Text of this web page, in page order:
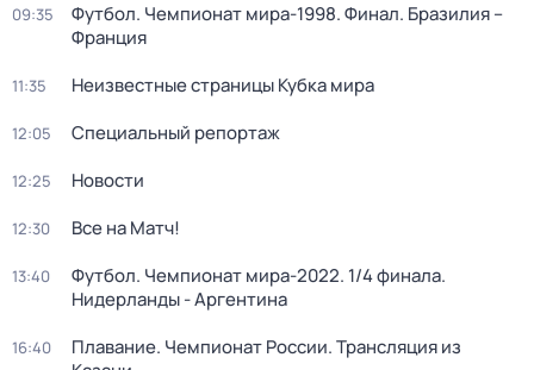
09:35
Футбол. Чемпионат мира-1998. Финал. Бразилия –
Франция
11:35 Неизвестные страницы Кубка мира
12:05 Специальный репортаж
12:25 Новости
12:30 Все на Матч!
13:40
Футбол. Чемпионат мира-2022. 1/4 финала.
Нидерланды - Аргентина
16:40
Плавание. Чемпионат России. Трансляция из